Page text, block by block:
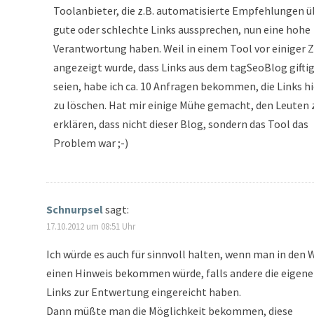
Toolanbieter, die z.B. automatisierte Empfehlungen
gute oder schlechte Links aussprechen, nun eine hohe
Verantwortung haben. Weil in einem Tool vor einiger
angezeigt wurde, dass Links aus dem tagSeoBlog giftig
seien, habe ich ca. 10 Anfragen bekommen, die Links
zu löschen. Hat mir einige Mühe gemacht, den Leuten
erklären, dass nicht dieser Blog, sondern das Tool das
Problem war ;-)
Schnurpselsagt:
17.10.2012 um 08:51 Uhr
Ich würde es auch für sinnvoll halten, wenn man in den
einen Hinweis bekommen würde, falls andere die
Links zur Entwertung eingereicht haben.
Dann müßte man die Möglichkeit bekommen, diese